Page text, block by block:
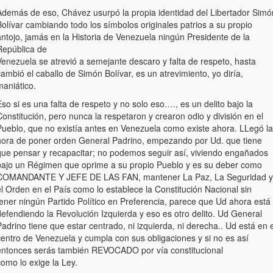
de eso, Chávez usurpó la propia identidad del Libertador
cambiando todo los símbolos originales patrios a su propio
jamás en la Historia de Venezuela ningún Presidente de la
de
se atrevió a semejante descaro y falta de respeto, hasta
el caballo de Simón Bolívar, es un atrevimiento, yo diría,
si es una falta de respeto y no solo eso…., es un delito bajo la
pero nunca la respetaron y crearon odio y división en el
que no existía antes en Venezuela como existe ahora. LLegó la
de poner orden General Padrino, empezando por Ud. que tiene
pensar y recapacitar; no podemos seguir así, viviendo engañados
un Régimen que oprime a su propio Pueblo y es su deber como
Y JEFE DE LAS FAN, mantener La Paz, La Seguridad y
Orden en el País como lo establece la Constitución Nacional sin
ningún Partido Político en Preferencia, parece que Ud ahora está
la Revolución Izquierda y eso es otro delito. Ud General
tiene que estar centrado, ni izquierda, ni derecha.. Ud está en
de Venezuela y cumpla con sus obligaciones y si no es así
serás también REVOCADO por vía constitucional
lo exige la Ley.